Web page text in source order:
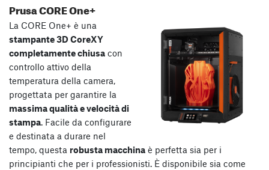
Prusa CORE One+
La CORE One+ è una
stampante 3D CoreXY
completamente chiusa con
controllo attivo della
temperatura della camera,
progettata per garantire la
massima qualità e velocità di
stampa. Facile da configurare
e destinata a durare nel
tempo, questa robusta macchina è perfetta sia per i
principianti che per i professionisti. È disponibile sia come